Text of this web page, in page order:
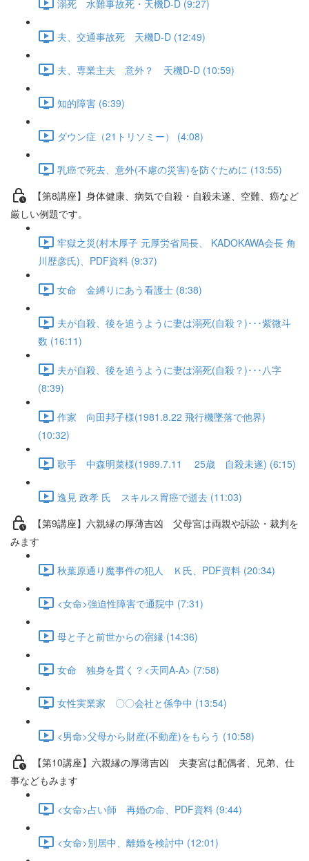
溺死 水難事故死・天機D-D (9:27)
夫、交通事故死 天機D-D (12:49)
夫、専業主夫 意外？ 天機D-D (10:59)
知的障害 (6:39)
ダウン症（21トリソミー） (4:08)
乳癌で死去、意外(不慮の災害)を防ぐために (13:55)
【第8講座】身体健康、病気で自殺・自殺未遂、空難、癌など
厳しい例題です。
牢獄之災(村木厚子 元厚労省局長、 KADOKAWA会長 角
川歴彦氏)、PDF資料 (9:37)
女命 金縛りにあう看護士 (8:38)
夫が自殺、後を追うように妻は溺死(自殺？)･･･紫微斗
数 (16:11)
夫が自殺、後を追うように妻は溺死(自殺？)･･･八字
(8:39)
作家 向田邦子様(1981.8.22 飛行機墜落で他界)
(10:32)
歌手 中森明菜様(1989.7.11 25歳 自殺未遂) (6:15)
逸見 政孝 氏 スキルス胃癌で逝去 (11:03)
【第9講座】六親縁の厚薄吉凶 父母宮は両親や訴訟・裁判を
みます
秋葉原通り魔事件の犯人 Ｋ氏、PDF資料 (20:34)
<女命>強迫性障害で通院中 (7:31)
母と子と前世からの宿縁 (14:36)
女命 独身を貫く？<天同A-A> (7:58)
女性実業家 〇〇会社と係争中 (13:54)
<男命>父母から財産(不動産)をもらう (10:58)
【第10講座】六親縁の厚薄吉凶 夫妻宮は配偶者、兄弟、仕
事などもみます
<女命>占い師 再婚の命、PDF資料 (9:44)
<女命>別居中、離婚を検討中 (12:01)